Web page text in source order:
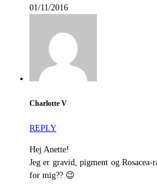
01/11/2016
Charlotte V
REPLY
Hej Anette!
Jeg er gravid, pigment og
for mig?? 😉